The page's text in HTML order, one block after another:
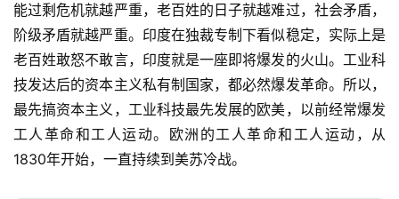
首
页
文
章
分
能过剩危机就越严重，老百姓的日子就越难过，社会矛盾，
阶级矛盾就越严重。印度在独裁专制下看似稳定，实际上是
老百姓敢怒不敢言，印度就是一座即将爆发的火山。工业科
技发达后的资本主义私有制国家，都必然爆发革命。所以，
最先搞资本主义，工业科技最先发展的欧美，以前经常爆发
工人革命和工人运动。欧洲的工人革命和工人运动，从
1830年开始，一直持续到美苏冷战。